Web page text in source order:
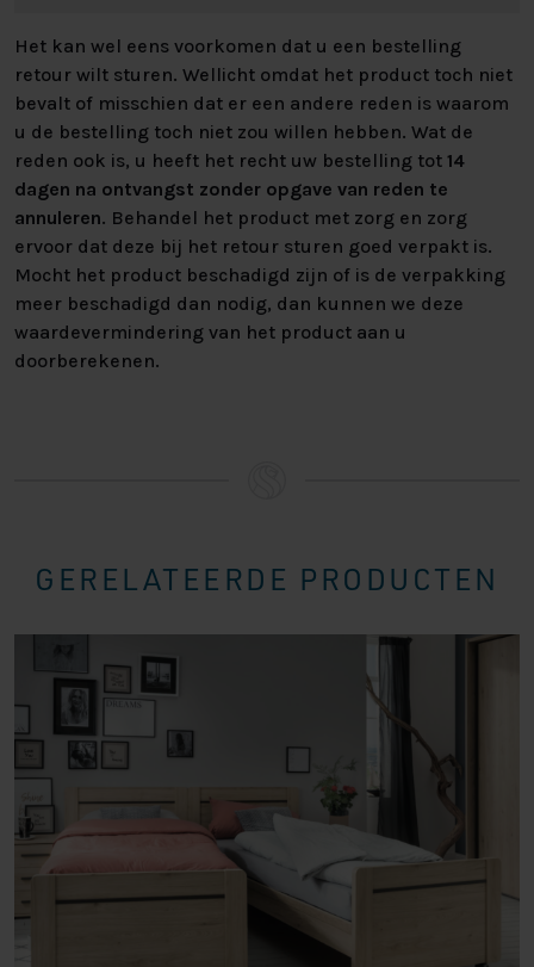
Het kan wel eens voorkomen dat u een bestelling
retour wilt sturen. Wellicht omdat het product toch niet
bevalt of misschien dat er een andere reden is waarom
u de bestelling toch niet zou willen hebben. Wat de
reden ook is, u heeft het recht uw bestelling tot 14
dagen na ontvangst zonder opgave van reden te
annuleren. Behandel het product met zorg en zorg
ervoor dat deze bij het retour sturen goed verpakt is.
Mocht het product beschadigd zijn of is de verpakking
meer beschadigd dan nodig, dan kunnen we deze
waardevermindering van het product aan u
doorberekenen.
GERELATEERDE PRODUCTEN